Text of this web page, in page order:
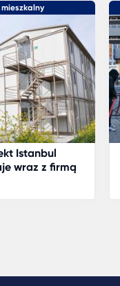
Istanbul
wraz z firmą